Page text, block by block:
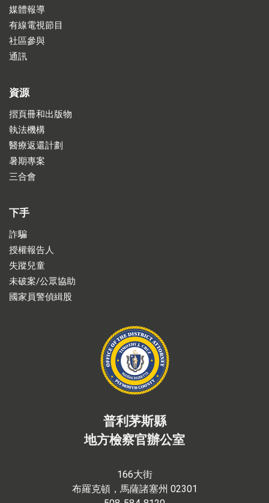
媒體報導
有線電視節目
社區參與
通訊
資源
摺頁冊和出版物
執法機構
醫療返還計劃
暑期專案
三合會
下手
詐騙
授權報告人
失蹤兒童
未破案/公眾協助
國家員警偵緝股
普利茅斯縣
地方檢察官辦公室
166大街
布羅克頓，馬薩諸塞州 02301